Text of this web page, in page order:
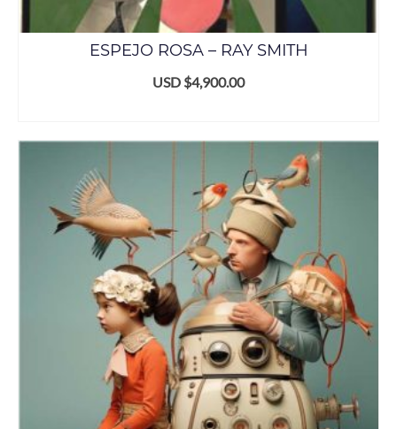
ESPEJO ROSA – RAY SMITH
USD $4,900.00